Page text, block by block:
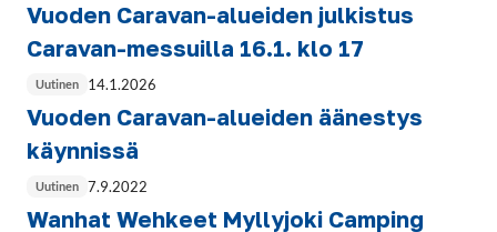
Vuoden Caravan-alueiden julkistus
Caravan-messuilla 16.1. klo 17
Uutinen 14.1.2026
Vuoden Caravan-alueiden äänestys
käynnissä
Uutinen 7.9.2022
Wanhat Wehkeet Myllyjoki Camping